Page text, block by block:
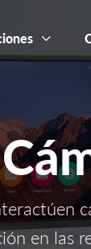
en las